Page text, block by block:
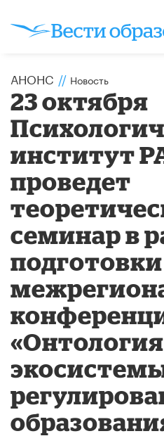
АНОНС // Новость
23 октября
институт
проведет
семинар в
«Онтология